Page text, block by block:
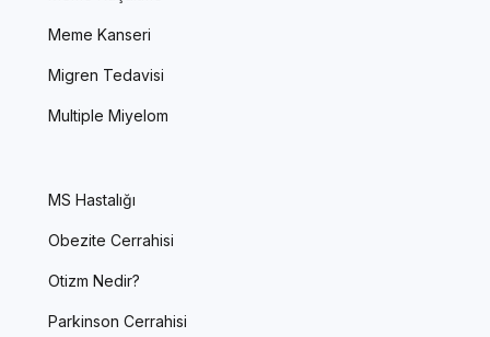
Meme Kanseri
Migren Tedavisi
Multiple Miyelom
MS Hastalığı
Obezite Cerrahisi
Otizm Nedir?
Parkinson Cerrahisi